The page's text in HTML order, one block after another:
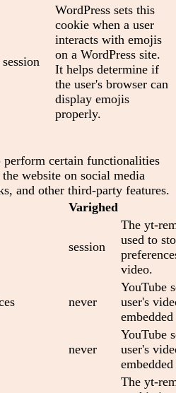
session
WordPress sets this
cookie when a user
interacts with emojis
on a WordPress site.
It helps determine if
the user's browser can
display emojis
properly.
certain functionalities
website on social media
and other third-party features.
Varighed
session
The yt-
used to
video.
never
YouTube
user's
never
YouTube
user's
The yt-